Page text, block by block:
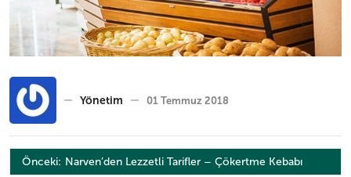
Yönetim 01 Temmuz 2018
Yazı
Önceki: Narven’den Lezzetli Tarifler – Çökertme Kebabı